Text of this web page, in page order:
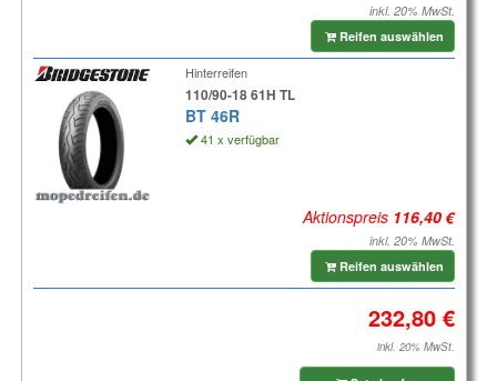
inkl. 20% MwSt.
Reifen auswählen
Hinterreifen
110/90-18 61H TL
BT 46R
41 x verfügbar
Aktionspreis
inkl. 20% MwSt.
Reifen auswählen
inkl. 20% MwSt.